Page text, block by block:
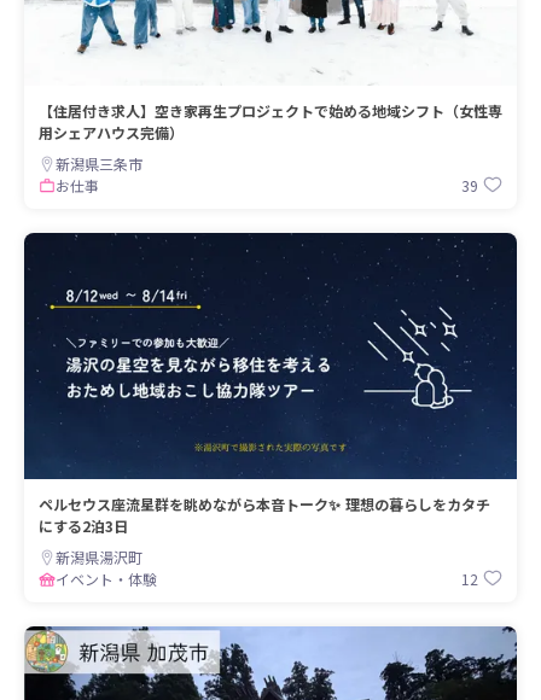
【住居付き求人】空き家再生プロジェクトで始める地域シフト（女性専
用シェアハウス完備）
新潟県三条市
お仕事
39
ペルセウス座流星群を眺めながら本音トーク✨ 理想の暮らしをカタチ
にする2泊3日
新潟県湯沢町
イベント・体験
12